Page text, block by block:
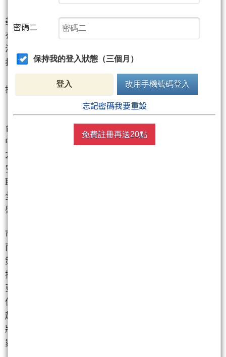
美中貿易戰又添變數，美國前總統川普宣布，將對所
有「非美國製造」的汽車課徵25%進口稅，震撼全球
汽車與供應鏈市場，投資人信心大幅動搖。美股四大
指數全面走弱，科技與半導體類股成為重災區，輝達
（NVIDIA）重挫5.74%，台積電ADR也大跌4.09%，直
接拖累今（27）日台股早盤崩跌超過300點。
台股今日開盤就大跌167.09點，以22093.2點開出，盤
中一度下殺至21927.07點，跌幅超過333點，失守
22000點大關，權值電子股全面倒地，市場氣氛急速轉
空。台積電盤中最低觸及959元，單日下跌超過21元；
聯發科大跌25元、至1490元；鴻海、台達電、廣達也
全數收黑，跌幅超過1.5%。整體電子類股成為拖累大
盤的主因。
市場人士分析，今日台股的重挫並非單一利空造成，
而是多重壓力同步爆發。除了川普強硬的汽車關稅政
策，市場還面臨「四大利空」：首先，川普未來可能
擴大對中國課徵全面性對等關稅，為全球供應鏈投下
更深一層的不確定性；其次，清明連假將至，投資人
偏向保守避險，使買盤明顯退場；第三，台灣電價4月
起調漲，對本地企業成本面帶來壓力；最後，美國即
將公布的非農就業數據也可能對利率政策產生新變
數，使全球資金轉趨保守。
密碼二
保持我的登入狀態（三個月）
登入 改用手機號碼登入
忘記密碼我要重設
免費註冊再送20點